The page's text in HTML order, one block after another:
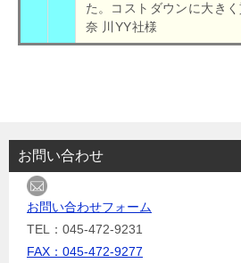
た。コストダウンに大き
奈 川YY社様
お問い合わせ
お問い合わせフォーム
TEL：045-472-9231
FAX：045-472-9277